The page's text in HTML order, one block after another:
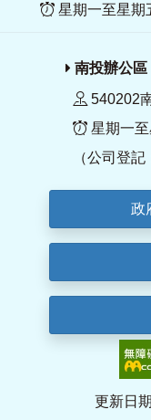
星期一至星期
南投辦公區
540202
星期一
（公司登
政
更新日